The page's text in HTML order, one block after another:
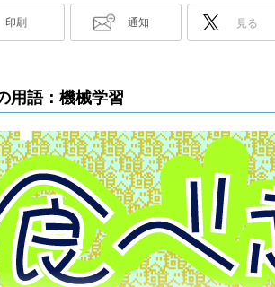
印刷 通知 見る
用語：機械学習